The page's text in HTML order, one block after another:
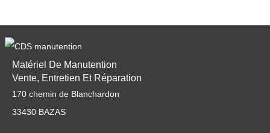
Matériel De Manutention
Vente, Entretien Et Réparation
170 chemin de Blanchardon
33430 BAZAS